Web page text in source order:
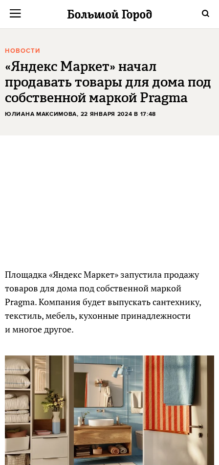
НОВОСТИ
«Яндекс Маркет» начал
продавать товары для дома под
собственной маркой Pragma
ЮЛИАНА МАКСИМОВА, 22 ЯНВАРЯ 2024 В 17:48
Площадка «Яндекс Маркет» запустила продажу
товаров для дома под собственной маркой
Pragma. Компания будет выпускать сантехнику,
текстиль, мебель, кухонные принадлежности
и многое другое.